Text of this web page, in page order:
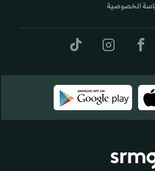
الخصوصية